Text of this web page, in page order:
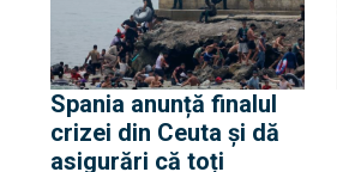
Spania anunță finalul
crizei din Ceuta și dă
asigurări că toți